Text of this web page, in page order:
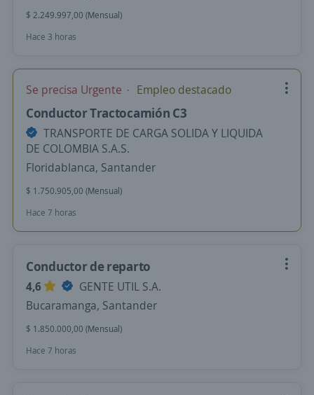
$ 2.249.997,00 (Mensual)
Hace 3 horas
Se precisa Urgente Empleo destacado
Conductor Tractocamión C3
TRANSPORTE DE CARGA SOLIDA Y LIQUIDA
DE COLOMBIA S.A.S.
Floridablanca, Santander
$ 1.750.905,00 (Mensual)
Hace 7 horas
Conductor de reparto
4,6
GENTE UTIL S.A.
Bucaramanga, Santander
$ 1.850.000,00 (Mensual)
Hace 7 horas